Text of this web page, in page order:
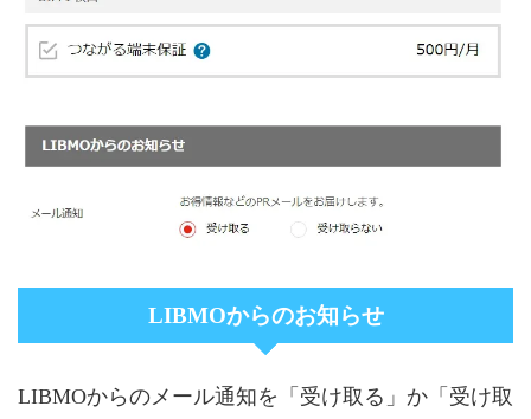
LIBMOからのお知らせ
LIBMOからのメール通知を「受け取る」か「受け取